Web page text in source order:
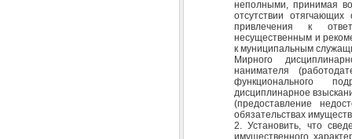
неполными, принимая
отсутствии отягчающих
привлечения к
несущественным и
к муниципальным
Мирного
нанимателя
функционального
дисциплинарное
(предоставление
обязательствах
2. Установить, что